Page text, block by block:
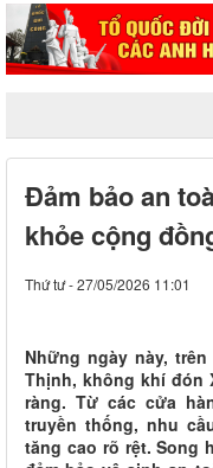
Đảm bảo an
khỏe cộng
Thứ tư - 27/05/2026 11:01
Những ngày này,
Thịnh, không khí đón
ràng. Từ các cửa
truyền thống, nhu
tăng cao rõ rệt. Song